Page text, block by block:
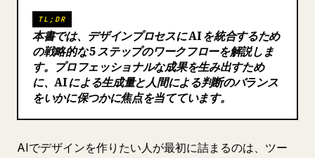
更新情報
TL;DR
本書では、デザインプロセスに AI を統合するため
の戦略的な 5 ステップのワークフローを解説しま
す。プロフェッショナルな成果を生み出すため
に、AI による生成量と人間による判断のバランス
をいかに保つかに焦点を当てています。
AIでデザインを作りたい人が最初に詰まるのは、ツー